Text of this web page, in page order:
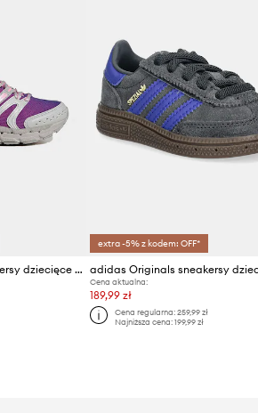
adidas Originals sneakersy dziecięce ADISTAR CONTROL 5
extra -5% z kodem: OFF*
Cena aktualna:
189,99 zł
Cena regularna: 259,99 zł
Najniższa cena: 199,99 zł